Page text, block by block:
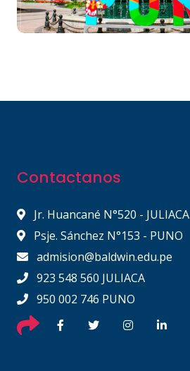
Contactanos
Jr. Huancané N°520 - JULIACA
Psje. Sánchez N°153 - PUNO
admision@baldwin.edu.pe
923 548 560 JULIACA
950 002 746 PUNO